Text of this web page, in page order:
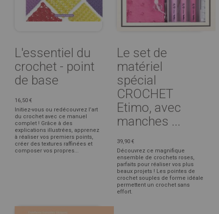
L'essentiel du
crochet - point
de base
16,50 €
Initiez-vous ou redécouvrez l’art
du crochet avec ce manuel
complet ! Grâce à des
explications illustrées, apprenez
à réaliser vos premiers points,
créer des textures raffinées et
composer vos propres...
Le set de
matériel
spécial
CROCHET
Etimo, avec
manches ...
39,90 €
Découvrez ce magnifique
ensemble de crochets roses,
parfaits pour réaliser vos plus
beaux projets ! Les pointes de
crochet souples de forme idéale
permettent un crochet sans
effort.